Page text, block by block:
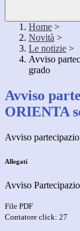
Home >
Novità >
Le notizie >
Avviso
grado
Avviso
ORIENTA
Avviso
Allegati
Avviso
File PDF
Contatore click: 27